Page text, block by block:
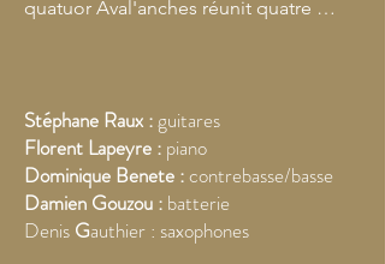
quatuor Aval'anches réunit quatre
Ce Quatuor propose 2 ésthétiques
différentes, sans porosité entre elles:
Dans le répertoire "classique", ils
jouent des becs classiques, avec un
Stéphane Raux :guitares
Florent Lapeyre : piano
Dominique Benete :contrebasse/basse
Damien Gouzou : batterie
Denis Gauthier : saxophones